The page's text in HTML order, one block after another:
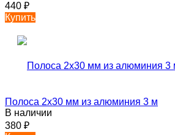
440 ₽
Купить
Полоса 2х30 мм из алюминия 3 м
В наличии
380 ₽